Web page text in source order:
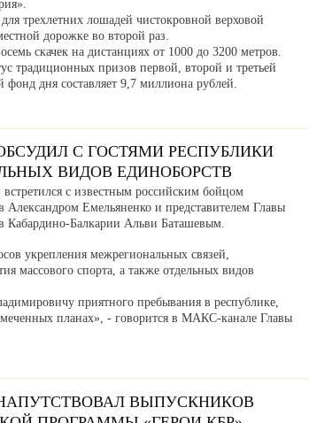
трехлетних лошадей чистокровной верховой
дорожке во второй раз.
скачек на дистанциях от 1000 до 3200 метров.
традиционных призов первой, второй и третьей
дня составляет 9,7 миллиона рублей.
С ГОСТЯМИ РЕСПУБЛИКИ
ВИДОВ ЕДИНОБОРСТВ
с известным российским бойцом
Александром Емельяненко и представителем Главы
Кабардино-Балкарии Альви Баташевым.
укрепления межрегиональных связей,
массового спорта, а также отдельных видов
приятного пребывания в республике,
планах», - говорится в МАКС-канале Главы
ВЫПУСКНИКОВ